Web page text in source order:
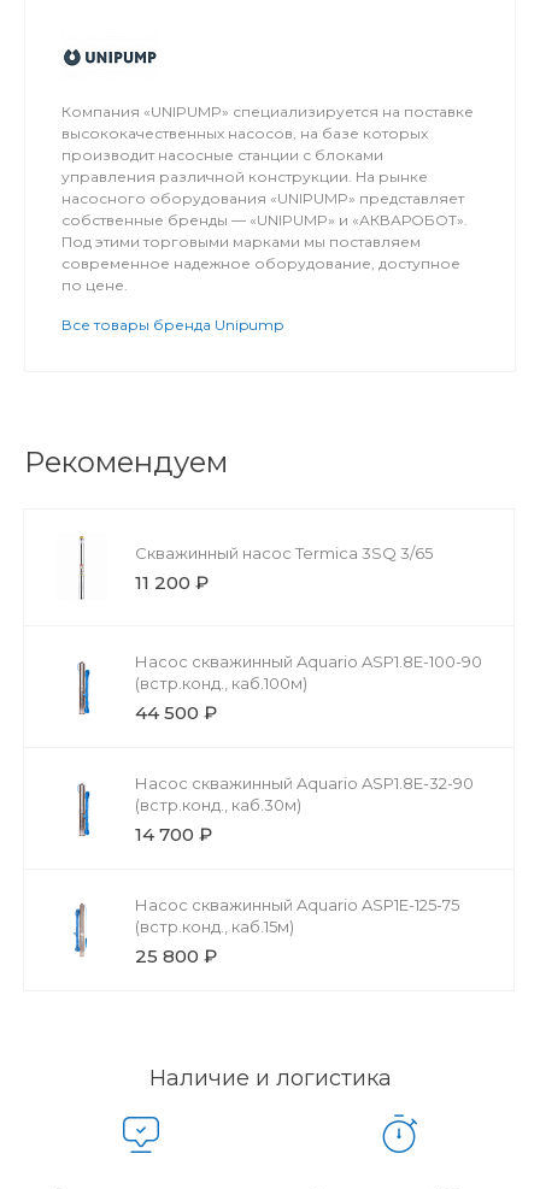
Компания «UNIPUMP» специализируется на поставке
высококачественных насосов, на базе которых
производит насосные станции с блоками
управления различной конструкции. На рынке
насосного оборудования «UNIPUMP» представляет
собственные бренды — «UNIPUMP» и «АКВАРОБОТ».
Под этими торговыми марками мы поставляем
современное надежное оборудование, доступное
по цене.
Все товары бренда Unipump
Рекомендуем
Скважинный насос Termica 3SQ 3/65
11 200 ₽
Насос скважинный Aquario ASP1.8E-100-90
(встр.конд., каб.100м)
44 500 ₽
Насос скважинный Aquario ASP1.8E-32-90
(встр.конд., каб.30м)
14 700 ₽
Насос скважинный Aquario ASP1E-125-75
(встр.конд., каб.15м)
25 800 ₽
Наличие и логистика